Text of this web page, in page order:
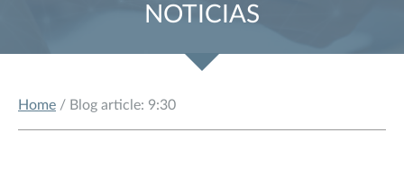
NOTICIAS
Home / Blog article: 9:30